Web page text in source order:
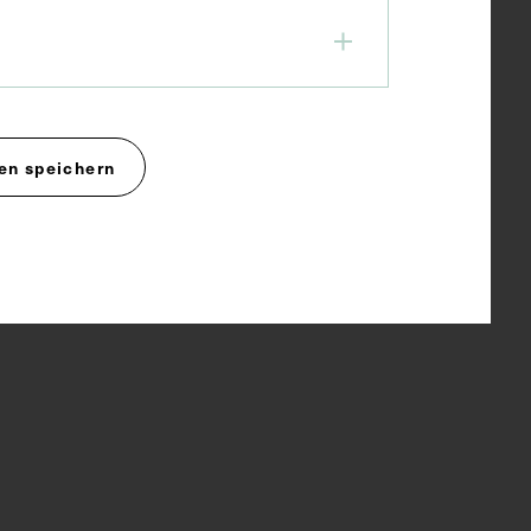
speichern